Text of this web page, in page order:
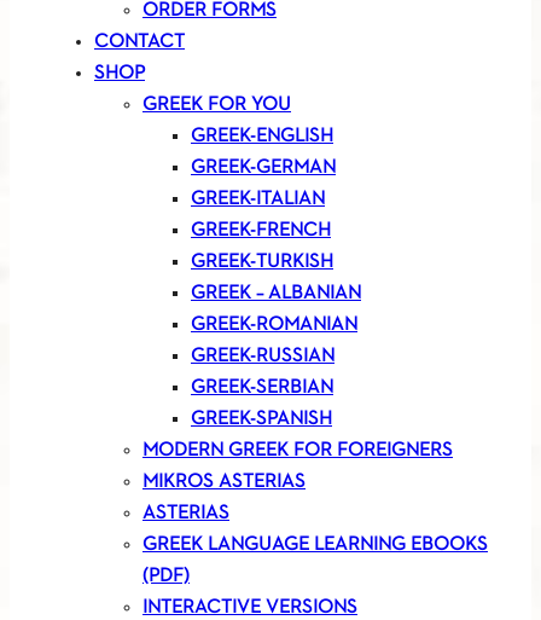
ORDER FORMS
CONTACT
SHOP
GREEK FOR YOU
GREEK-ENGLISH
GREEK-GERMAN
GREEK-ITALIAN
GREEK-FRENCH
GREEK-TURKISH
GREEK – ALBANIAN
GREEK-ROMANIAN
GREEK-RUSSIAN
GREEK-SERBIAN
GREEK-SPANISH
MODERN GREEK FOR FOREIGNERS
MIKROS ASTERIAS
ASTERIAS
GREEK LANGUAGE LEARNING EBOOKS
(PDF)
INTERACTIVE VERSIONS